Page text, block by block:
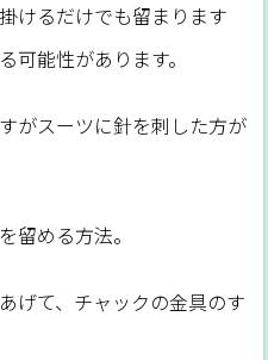
けるだけでも留まります
可能性があります。
がスーツに針を刺した方が
留める方法。
げて、チャックの金具のす